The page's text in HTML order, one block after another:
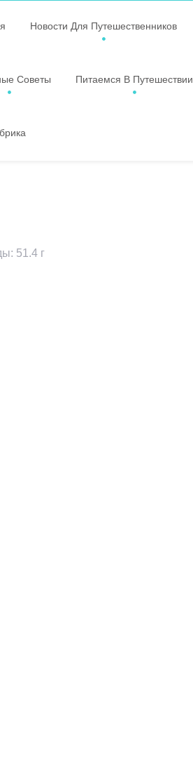
Новости Для Путешественников
Советы Питаемся В Путешествии
51.4 г